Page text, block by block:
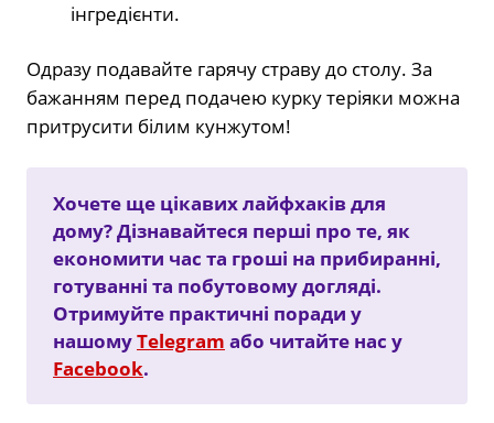
інгредієнти.
Одразу подавайте гарячу страву до столу. За
бажанням перед подачею курку теріяки можна
притрусити білим кунжутом!
Хочете ще цікавих лайфхаків для
дому? Дізнавайтеся перші про те, як
економити час та гроші на прибиранні,
готуванні та побутовому догляді.
Отримуйте практичні поради у
нашомуTelegram або читайте нас у
Facebook.